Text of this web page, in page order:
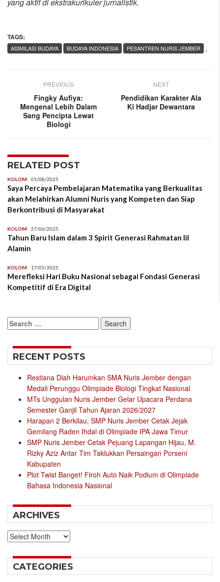
yang aktif di ekstrakurikuler jurnalistik.
TAGS:
,
ASIMILASI BUDAYA BUDAYA INDONESIA PESANTREN NURIS JEMBER
PREVIOUS
Fingky Aufiya:
Mengenal Lebih Dalam
Sang Pencipta Lewat
Biologi
NEXT
Pendidikan Karakter Ala
Ki Hadjar Dewantara
RELATED POST
KOLOM 05/08/2025
Saya Percaya Pembelajaran Matematika yang Berkualitas
akan Melahirkan Alumni Nuris yang Kompeten dan Siap
Berkontribusi di Masyarakat
KOLOM 27/06/2025
Tahun Baru Islam dalam 3 Spirit Generasi Rahmatan lil
Alamin
KOLOM 17/05/2025
Merefleksi Hari Buku Nasional sebagai Fondasi Generasi
Kompetitif di Era Digital
Search
for:
RECENT POSTS
Restiana Diah Harumkan SMA Nuris Jember dengan
Medali Perunggu Olimpiade Biologi Tingkat Nasional
MTs Unggulan Nuris Jember Gelar Upacara Perdana
Semester Ganjil Tahun Ajaran 2026/2027
Harapan 2 Berkilau, SMP Nuris Jember Cetak Jejak
Gemilang Raden Ihdal di Olimpiade IPA Jawa Timur
SMP Nuris Jember Cetak Pejuang Lapangan Hijau, M.
Rizky Aziz Antar Tim Taklukkan Persaingan Porseni
Kabupaten
Plot Twist Banget! Firoh Auto Naik Podium di Olimpiade
Bahasa Indonesia Nasional
ARCHIVES
Archives
CATEGORIES